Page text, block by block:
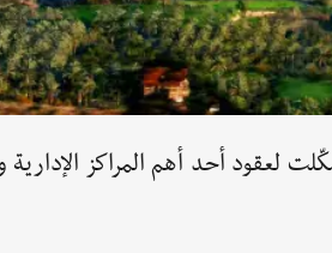
أحد أهم المراكز الإدارية